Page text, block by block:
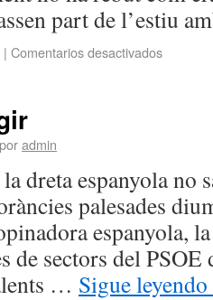
part de l’estiu
| Comentarios desactivados
poradmin
dreta espanyola no
palesades
espanyola,
de sectors del PSOE
… Sigue leyendo